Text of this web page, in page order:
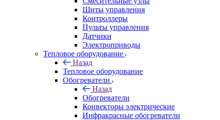
Щиты управления
Контроллеры
Пульты управления
Датчики
Электроприводы
Тепловое оборудование
Назад
Тепловое оборудование
Обогреватели
Назад
Обогреватели
Конвекторы электрические
Инфракрасные обогреватели